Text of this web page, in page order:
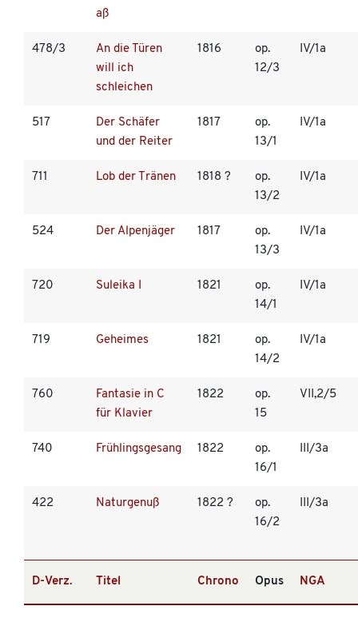
aß
478/3
An die Türen
will ich
schleichen
1816
op.
12/3
IV/1a
517
Der Schäfer
und der Reiter
1817
op.
13/1
IV/1a
711 Lob der Tränen 1818 ?
op.
13/2
IV/1a
524 Der Alpenjäger 1817
op.
13/3
IV/1a
720 Suleika I 1821
op.
14/1
IV/1a
719 Geheimes 1821
op.
14/2
IV/1a
760
Fantasie in C
für Klavier
1822
op.
15
VII,2/5
740 Frühlingsgesang 1822
op.
16/1
III/3a
422 Naturgenuß 1822 ?
op.
16/2
III/3a
D-Verz. Titel Chrono Opus NGA